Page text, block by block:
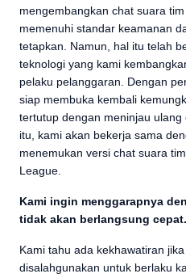
mengembangkan chat suara
memenuhi standar keamanan
tetapkan. Namun, hal itu telah
teknologi yang kami
pelaku pelanggaran. Dengan
siap membuka kembali
tertutup dengan meninjau
itu, kami akan bekerja sama
menemukan versi chat suara
League.
Kami ingin menggarapnya
tidak akan berlangsung cepat.
Kami tahu ada kekhawatiran
disalahgunakan untuk berlaku